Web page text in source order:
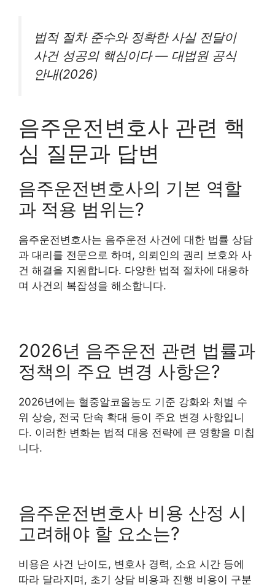
법적 절차 준수와 정확한 사실 전달이
사건 성공의 핵심이다 — 대법원 공식
안내(2026)
음주운전변호사 관련 핵
심 질문과 답변
음주운전변호사의 기본 역할
과 적용 범위는?
음주운전변호사는 음주운전 사건에 대한 법률 상담
과 대리를 전문으로 하며, 의뢰인의 권리 보호와 사
건 해결을 지원합니다. 다양한 법적 절차에 대응하
며 사건의 복잡성을 해소합니다.
2026년 음주운전 관련 법률과
정책의 주요 변경 사항은?
2026년에는 혈중알코올농도 기준 강화와 처벌 수
위 상승, 전국 단속 확대 등이 주요 변경 사항입니
다. 이러한 변화는 법적 대응 전략에 큰 영향을 미칩
니다.
음주운전변호사 비용 산정 시
고려해야 할 요소는?
비용은 사건 난이도, 변호사 경력, 소요 시간 등에
따라 달라지며, 초기 상담 비용과 진행 비용이 구분